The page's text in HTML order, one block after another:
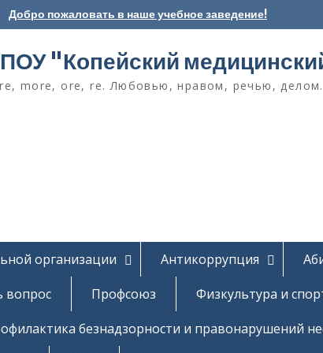
Добро пожаловать в наше учебное заведение!
"Копейский
more, ore, re. Любовью, нравом, речью, делом.
организации Антикоррупция
вопрос Профсоюз Физкультура и
безнадзорности и правонарушений